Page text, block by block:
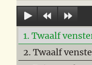
1. Twaalf
2. Twaalf